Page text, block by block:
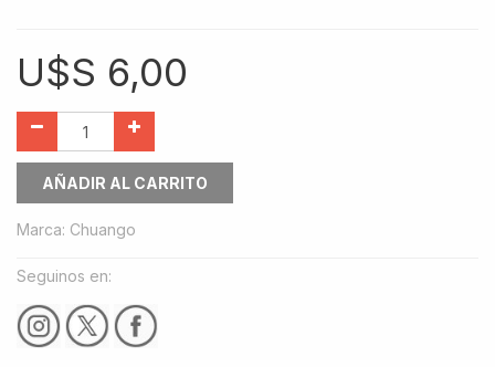
U$S 6,00
AÑADIR AL CARRITO
Marca: Chuango
Seguinos en: